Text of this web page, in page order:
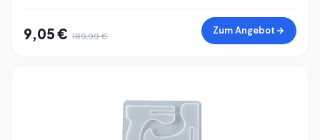
9,05 € 189,99 € Zum Angebot